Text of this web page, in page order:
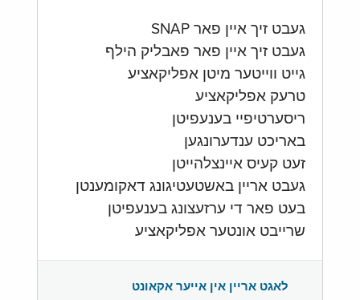
געבט זיך איין פאר SNAP
געבט זיך איין פאר פאבליק הילף
גייט ווייטער מיטן אפליקאציע
טרעק אפליקאציע
ריסערטיפיי בענעפיטן
באריכט ענדערונגען
זעט קעיס איינצלהייטן
געבט אריין באשטעטיגונג דאקומענטן
בעט פאר די ערזעצונג בענעפיטן
שרייבט אונטער אפליקאציע
לאגט אריין אין אייער אקאונט